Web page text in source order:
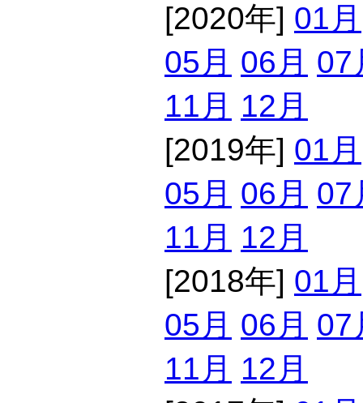
[2020年] 01月
05月 06月 07
11月 12月
[2019年] 01月
05月 06月 07
11月 12月
[2018年] 01月
05月 06月 07
11月 12月